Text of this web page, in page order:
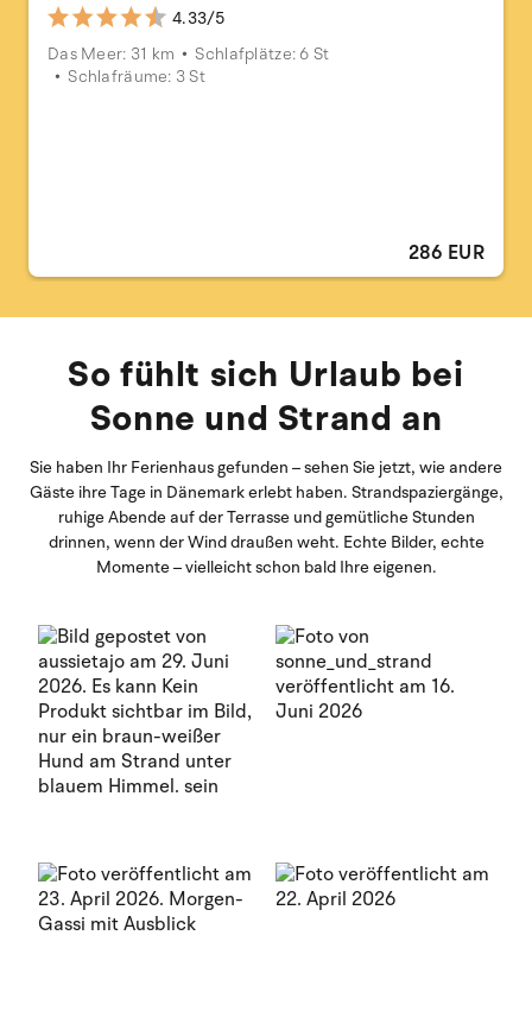
4.33/5
Das Meer: 31 km
Schlafplätze: 6 St
Schlafräume: 3 St
286 EUR
So fühlt sich Urlaub bei
Sonne und Strand an
Sie haben Ihr Ferienhaus gefunden – sehen Sie jetzt, wie andere
Gäste ihre Tage in Dänemark erlebt haben. Strandspaziergänge,
ruhige Abende auf der Terrasse und gemütliche Stunden
drinnen, wenn der Wind draußen weht. Echte Bilder, echte
Momente – vielleicht schon bald Ihre eigenen.